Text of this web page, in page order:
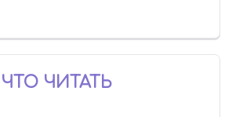
ЧТО ЧИТАТЬ